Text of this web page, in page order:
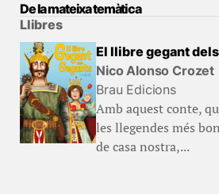
De la mateixa temàtica
Llibres
El llibre gegant
Nico Alonso Crozet
Brau Edicions
Amb aquest conte,
les llegendes més
de casa nostra,...